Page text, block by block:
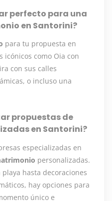
perfecto para una
en Santorini?
para tu propuesta en
icónicos como Oia con
con sus calles
o incluso una
propuestas de
en Santorini?
especializadas en
personalizadas.
hasta decoraciones
hay opciones para
único e